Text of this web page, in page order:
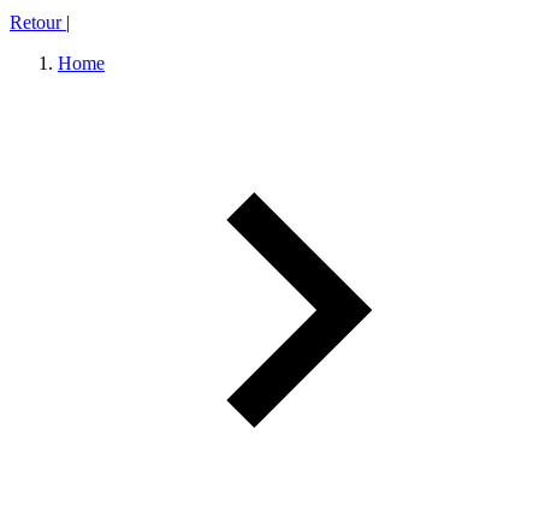
Retour |
Home